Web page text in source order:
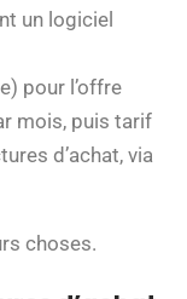
un logiciel
pour l’offre
mois, puis tarif
d’achat, via
choses.